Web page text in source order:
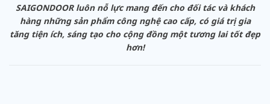
SAIGONDOOR luôn nỗ lực mang đến cho đối tác và khách
hàng những sản phẩm công nghệ cao cấp, có giá trị gia
tăng tiện ích, sáng tạo cho cộng đồng một tương lai tốt đẹp
hơn!